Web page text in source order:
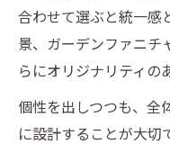
合わせて選ぶと統一感
景、ガーデンファニチ
らにオリジナリティの
個性を出しつつも、全
に設計することが大切